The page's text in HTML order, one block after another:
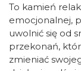
To kamień
emocjonalnej,
uwolnić się od
przekonań,
zmieniać